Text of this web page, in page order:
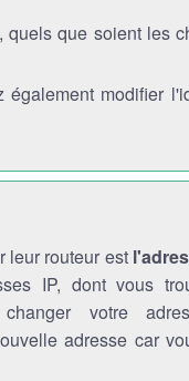
que soient les
modifier
leur routeur est
IP, dont vous
votre
adresse car